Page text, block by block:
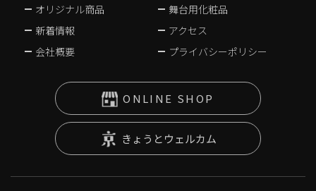
オリジナル商品
舞台用化粧品
新着情報
アクセス
会社概要
プライバシーポリシー
ONLINE SHOP
きょうとウェルカム